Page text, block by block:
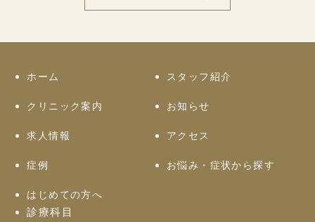
ホーム スタッフ紹介
クリニック案内 お知らせ
求人情報 アクセス
症例 お悩み・症状から探す
はじめての方へ
診療科目